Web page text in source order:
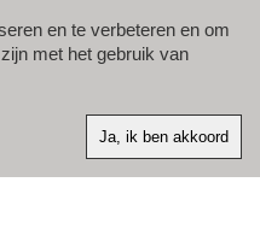
en te verbeteren en om
met het gebruik van